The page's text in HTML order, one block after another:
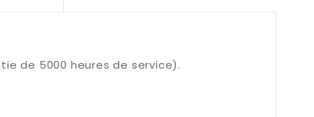
de 5000 heures de service).